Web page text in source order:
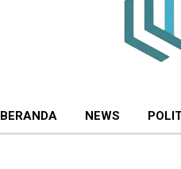
BERANDA NEWS